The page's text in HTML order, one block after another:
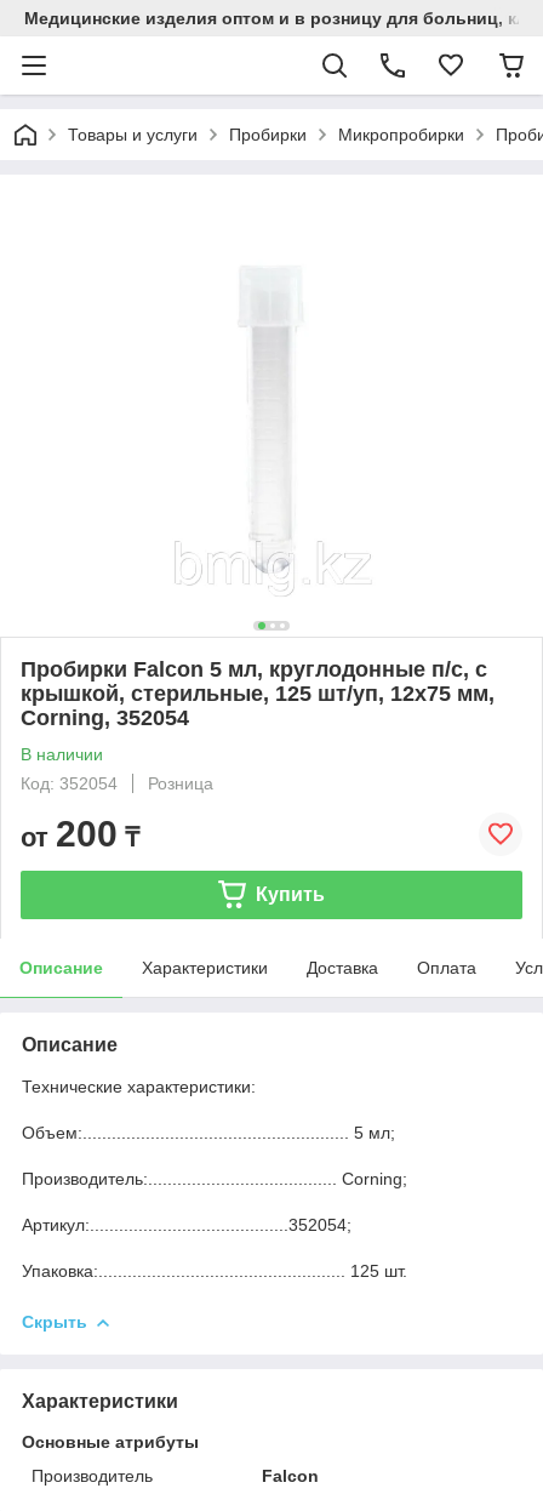
Медицинские изделия оптом и в розницу для больниц,
Товары и услуги Пробирки Микропробирки
Пробирки Falcon 5 мл, круглодонные п/с, с
крышкой, стерильные, 125 шт/уп, 12х75 мм,
Corning, 352054
В наличии
Код: 352054
Розница
от 200 ₸
Купить
Описание Характеристики Доставка Оплата
Описание
Технические характеристики:
Объем:....................................................... 5 мл;
Производитель:....................................... Corning;
Артикул:.........................................352054;
Упаковка:................................................... 125 шт.
Скрыть
Характеристики
Основные атрибуты
Производитель
Falcon